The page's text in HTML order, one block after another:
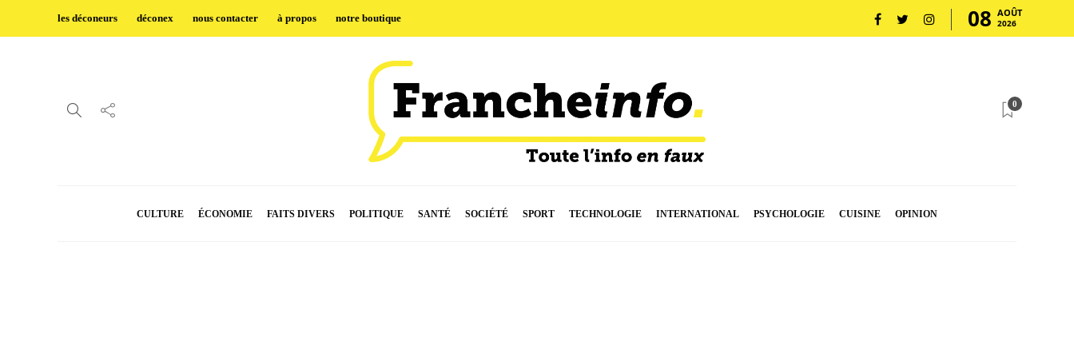
les déconeurs déconex nous contacter à propos notre boutique 08 AOÛT
2026
0
CULTURE ÉCONOMIE FAITS DIVERS POLITIQUE SANTÉ SOCIÉTÉ SPORT TECHNOLOGIE INTERNATIONAL PSYCHOLOGIE CUISINE OPINION